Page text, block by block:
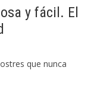
y fácil. El
que nunca